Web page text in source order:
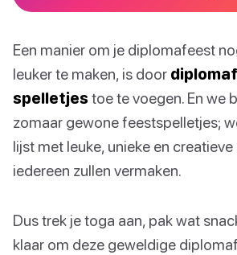
Een manier om je diplomafeest
leuker te maken, is door
spelletjestoe te voegen. En we
zomaar gewone feestspelletjes;
lijst met leuke, unieke en
iedereen zullen vermaken.
Dus trek je toga aan, pak wat
klaar om deze geweldige